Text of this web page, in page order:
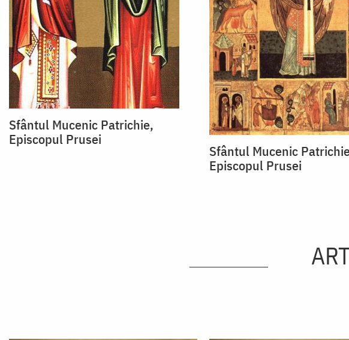
Sfântul Mucenic Patrichie,
Episcopul Prusei
Sfântul Mucenic
Episcopul Prusei